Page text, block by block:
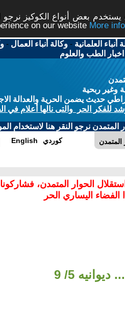
بعض أنواع الكوكيز
on our website
أنباء العلمانية -وكالة أنباء العمال -
اخبار الطب والعلوم
وغير ربحية
حديث يضمن الحرية والعدالة
للفكر الحر والتى نالها أعلام في
نرجو النقر هنا لاستخدام
المتمدن English كوردي
الحوار المتمدن،
الفضاء اليساري الحر
5/ 9